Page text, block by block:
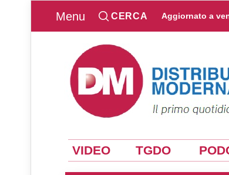
Menu CERCA Aggiornato a
VIDEO TGDO